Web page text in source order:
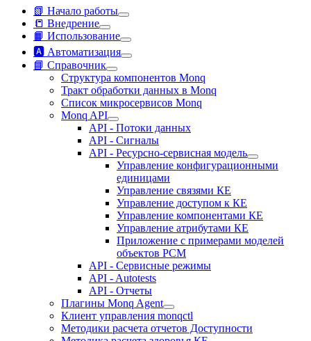
📗 Начало работы
📒 Внедрение
📙 Использование
🅰️ Автоматизация
📘 Справочник
Структура компонентов Monq
Тракт обработки данных в Monq
Список микросервисов Monq
Monq API
API - Потоки данных
API - Сигналы
API - Ресурсно-сервисная модель
Управление конфигурационными
единицами
Управление связями КЕ
Управление доступом к КЕ
Управление компонентами КЕ
Управление атрибутами КЕ
Приложение с примерами моделей
объектов РСМ
API - Сервисные режимы
API - Autotests
API - Отчеты
Плагины Monq Agent
Клиент управления monqctl
Методики расчета отчетов Доступности